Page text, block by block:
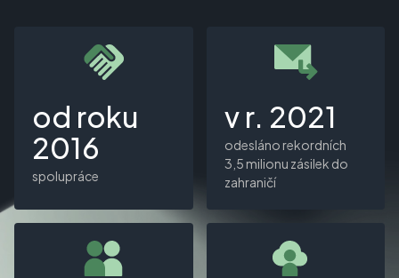
od roku
2016
spolupráce
v r. 2021
odesláno rekordních
3,5 milionu zásilek do
zahraničí